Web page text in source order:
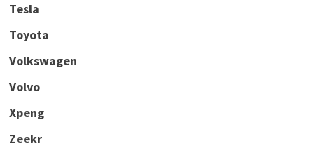
Tesla
Toyota
Volkswagen
Volvo
Xpeng
Zeekr